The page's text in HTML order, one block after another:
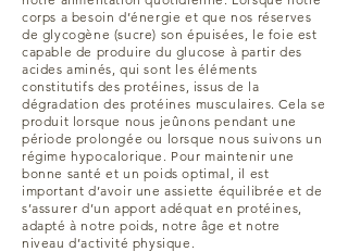
corps a besoin d’énergie et que nos réserves
de glycogène (sucre) son épuisées, le foie est
capable de produire du glucose à partir des
acides aminés, qui sont les éléments
constitutifs des protéines, issus de la
dégradation des protéines musculaires. Cela se
produit lorsque nous jeûnons pendant une
période prolongée ou lorsque nous suivons un
régime hypocalorique. Pour maintenir une
bonne santé et un poids optimal, il est
important d’avoir une assiette équilibrée et de
s’assurer d’un apport adéquat en protéines,
adapté à notre poids, notre âge et notre
niveau d’activité physique.